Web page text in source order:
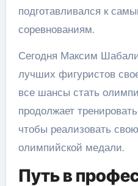
подготавливался к
соревнованиям.
Сегодня Максим
лучших фигуристов
все шансы стать
продолжает
чтобы реализовать
олимпийской медали.
Путь в